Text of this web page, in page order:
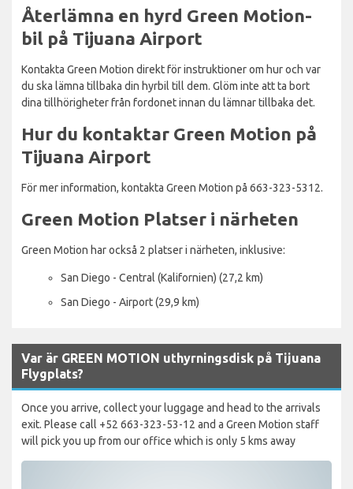
Återlämna en hyrd Green Motion-
bil på Tijuana Airport
Kontakta Green Motion direkt för instruktioner om hur och var
du ska lämna tillbaka din hyrbil till dem. Glöm inte att ta bort
dina tillhörigheter från fordonet innan du lämnar tillbaka det.
Hur du kontaktar Green Motion på
Tijuana Airport
För mer information, kontakta Green Motion på 663-323-5312.
Green Motion Platser i närheten
Green Motion har också 2 platser i närheten, inklusive:
San Diego - Central (Kalifornien) (27,2 km)
San Diego - Airport (29,9 km)
Var är GREEN MOTION uthyrningsdisk på Tijuana
Flygplats?
Once you arrive, collect your luggage and head to the arrivals
exit. Please call +52 663-323-53-12 and a Green Motion staff
will pick you up from our office which is only 5 kms away